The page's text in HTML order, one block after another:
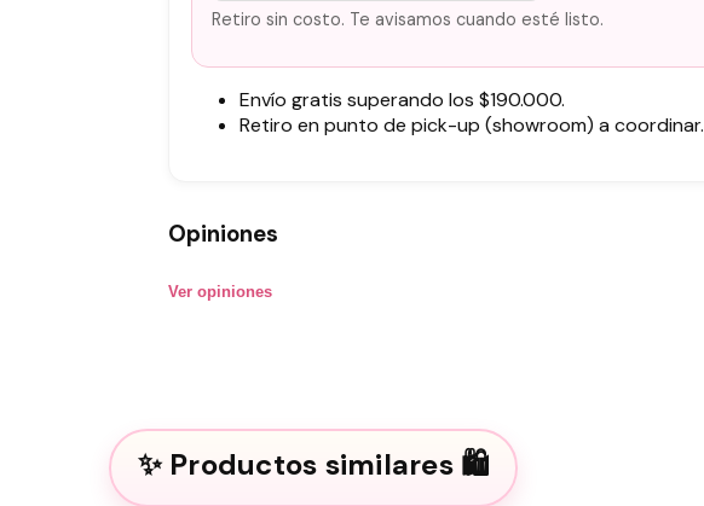
Retiro sin costo. Te avisamos cuando esté listo.
Envío gratis superando los $190.000.
Retiro en punto de pick-up (showroom) a coordinar.
Opiniones
Ver opiniones
Productos similares